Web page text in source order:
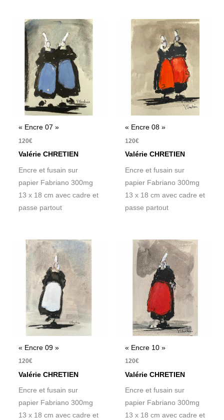
« Encre 07 »
120€
Valérie CHRETIEN
Encre et fusain sur
papier Fabriano 300mg
13 x 18 cm avec cadre et
passe partout
« Encre 08 »
120€
Valérie CHRETIEN
Encre et fusain sur
papier Fabriano 300mg
13 x 18 cm avec cadre et
passe partout
« Encre 09 »
120€
Valérie CHRETIEN
Encre et fusain sur
papier Fabriano 300mg
13 x 18 cm avec cadre et
« Encre 10 »
120€
Valérie CHRETIEN
Encre et fusain sur
papier Fabriano 300mg
13 x 18 cm avec cadre et